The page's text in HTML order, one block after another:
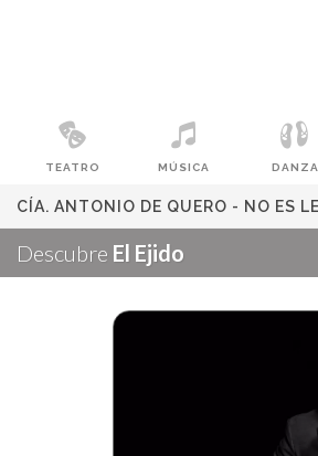
TEATRO MÚSICA DANZA
CÍA. ANTONIO DE QUERO - NO ES
Descubre El Ejido